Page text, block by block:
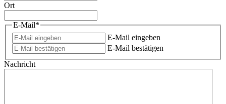
Ort
E-Mail*
E-Mail eingeben
E-Mail bestätigen
Nachricht